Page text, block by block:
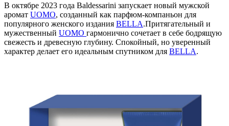
В октябре 2023 года Baldessarini запускает новый мужской
аромат UOMO, созданный как парфюм-компаньон для
популярного женского издания BELLA.Притягательный и
мужественный UOMO гармонично сочетает в себе бодрящую
свежесть и древесную глубину. Спокойный, но уверенный
характер делает его идеальным спутником для BELLA.